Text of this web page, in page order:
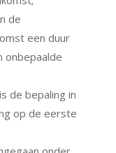
de
een duur
onbepaalde
de bepaling in
op de eerste